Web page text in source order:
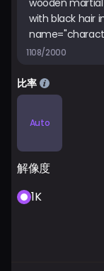
1108/2000
比率
Auto
解像度
1K